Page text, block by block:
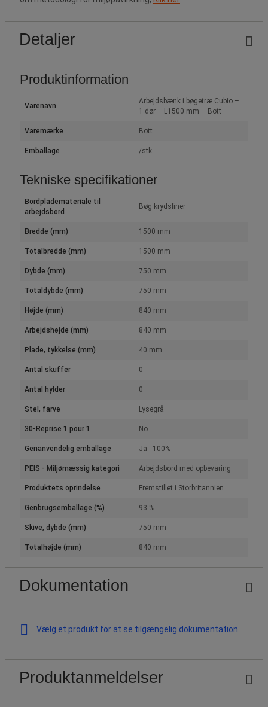
Detaljer
Produktinformation
Varenavn
Arbejdsbænk i bøgetræ Cubio –
1 dør – L1500 mm – Bott
Varemærke Bott
Emballage /stk
Tekniske specifikationer
Bordplademateriale til
arbejdsbord
Bøg krydsfiner
Bredde (mm) 1500 mm
Totalbredde (mm) 1500 mm
Dybde (mm) 750 mm
Totaldybde (mm) 750 mm
Højde (mm) 840 mm
Arbejdshøjde (mm) 840 mm
Plade, tykkelse (mm) 40 mm
Antal skuffer 0
Antal hylder 0
Stel, farve Lysegrå
30-Reprise 1 pour 1 No
Genanvendelig emballage Ja - 100%
PEIS - Miljømæssig kategori Arbejdsbord med opbevaring
Produktets oprindelse Fremstillet i Storbritannien
Genbrugsemballage (%) 93 %
Skive, dybde (mm) 750 mm
Totalhøjde (mm) 840 mm
Dokumentation
Vælg et produkt for at se tilgængelig dokumentation
Produktanmeldelser